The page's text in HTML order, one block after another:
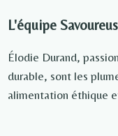
L'équipe
Élodie Durand,
durable, sont les
alimentation éthique